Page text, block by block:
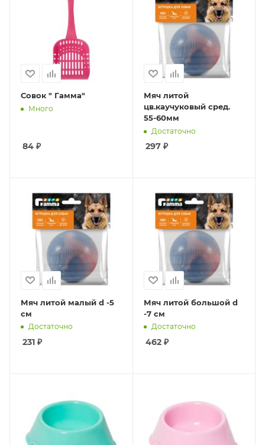
Совок " Гамма"
Много
84 ₽
Мяч литой
цв.каучуковый сред.
55-60мм
Достаточно
297₽
Мяч литой малый d -5
см
Достаточно
231 ₽
Мяч литой большой d
-7 см
Достаточно
462₽